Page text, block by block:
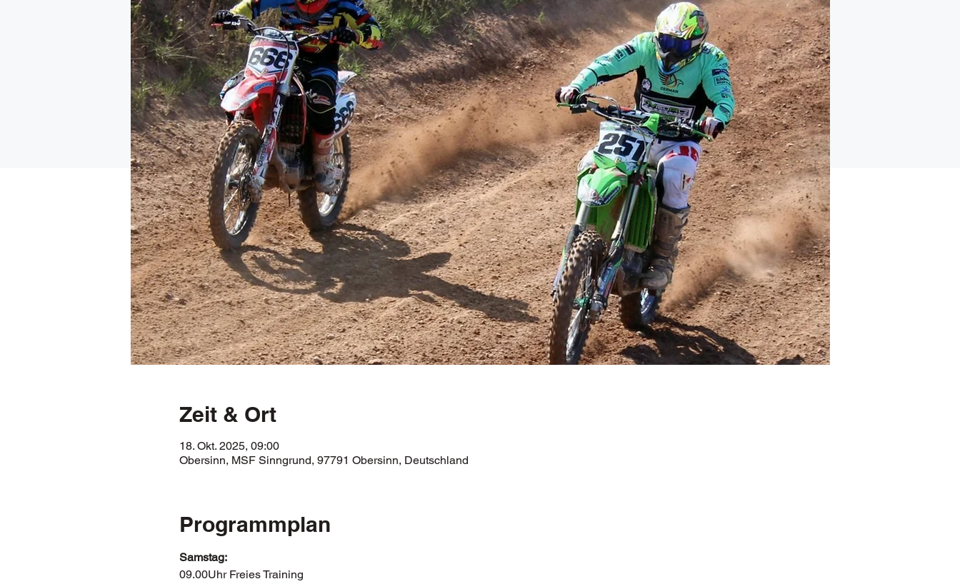
Zeit & Ort
18. Okt. 2025, 09:00
Obersinn, MSF Sinngrund, 97791 Obersinn, Deutschland
Programmplan
Samstag:
09.00Uhr Freies Training